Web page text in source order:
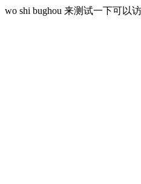
wo shi bughou 来测试一下可以